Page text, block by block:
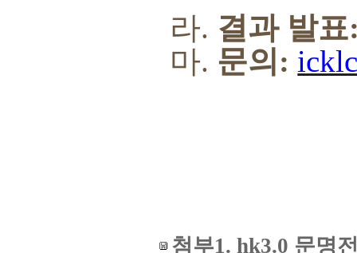
라. 결과 발표
마. 문의:
첨부1. hk3.0 문명